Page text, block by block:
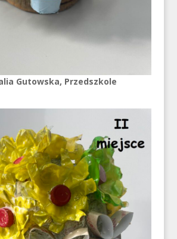
Gutowska, Przedszkole